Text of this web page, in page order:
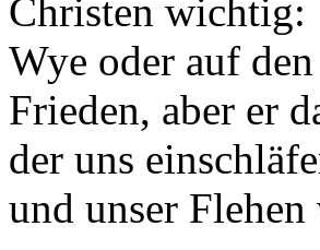
Christen wichtig:
Wye oder auf
Frieden, aber er
der uns
und unser